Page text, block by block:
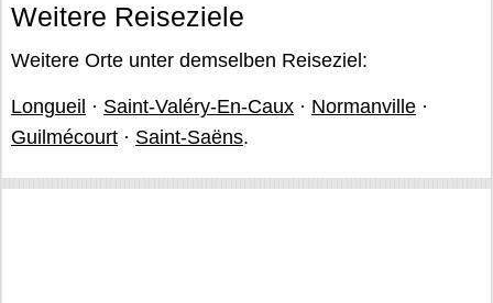
Weitere Reiseziele
Weitere Orte unter demselben Reiseziel:
Longueil · Saint-Valéry-En-Caux · Normanville ·
Guilmécourt · Saint-Saëns.